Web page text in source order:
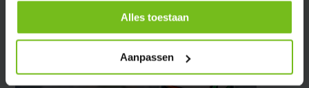
Alles toestaan
Aanpassen